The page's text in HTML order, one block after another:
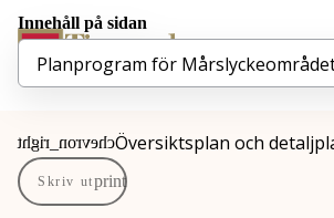
Gå till innehåll
Gå till huvudmeny
Du är här: Översiktsplan och
Skriv ut
Innehåll på sidan
Planprogram för